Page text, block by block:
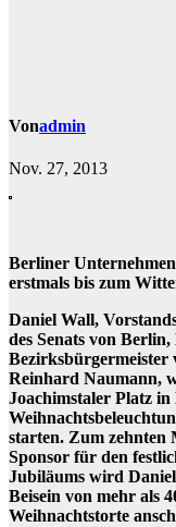
Vonadmin
Nov. 27, 2013
Berliner
erstmals bis zum
Daniel Wall,
des Senats von
Reinhard Naumann,
Joachimstaler Platz
starten. Zum zehnten
Sponsor für den
Jubiläums wird
Beisein von mehr als
Weihnachtstorte